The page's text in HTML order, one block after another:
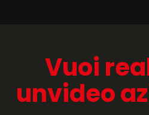
Vuoi
unvideo